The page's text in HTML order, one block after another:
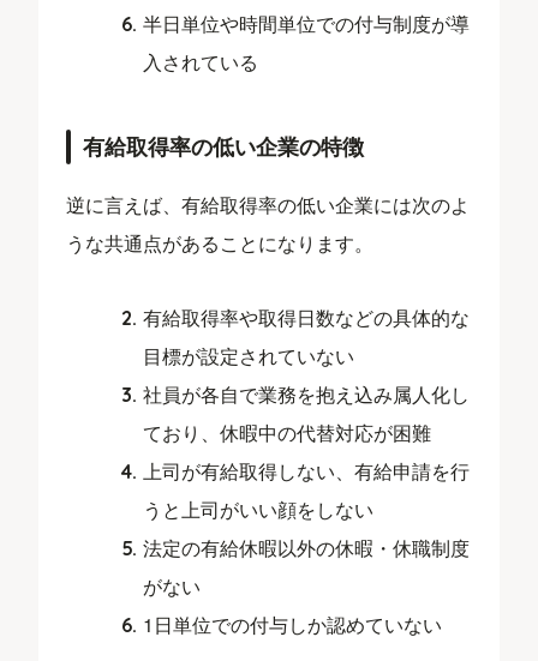
半日単位や時間単位での付与制度が導
入されている
有給取得率の低い企業の特徴
逆に言えば、有給取得率の低い企業には次のよ
うな共通点があることになります。
有給取得率や取得日数などの具体的な
目標が設定されていない
社員が各自で業務を抱え込み属人化し
ており、休暇中の代替対応が困難
上司が有給取得しない、有給申請を行
うと上司がいい顔をしない
法定の有給休暇以外の休暇・休職制度
がない
1日単位での付与しか認めていない